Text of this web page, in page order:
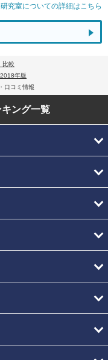
究室についての詳細はこちら
比較
2018年版
口コミ情報
キング一覧